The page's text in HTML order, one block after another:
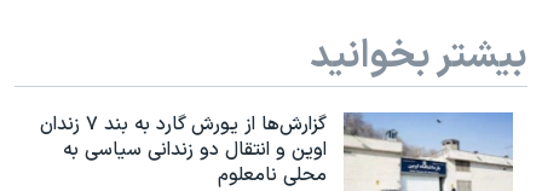
بیشتر بخوانید
گزارش‌ها از یورش گارد به بند ۷ زندان
اوین و انتقال دو زندانی سیاسی به
محلی نامعلوم